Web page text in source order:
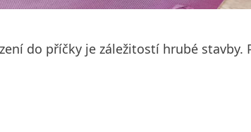
do příčky je záležitostí hrubé